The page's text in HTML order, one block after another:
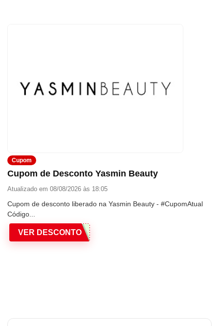
Cupom
Cupom de Desconto Yasmin Beauty
Atualizado em 08/08/2026 às 18:05
Cupom de desconto liberado na Yasmin Beauty - #CupomAtual
Código...
VER DESCONTO